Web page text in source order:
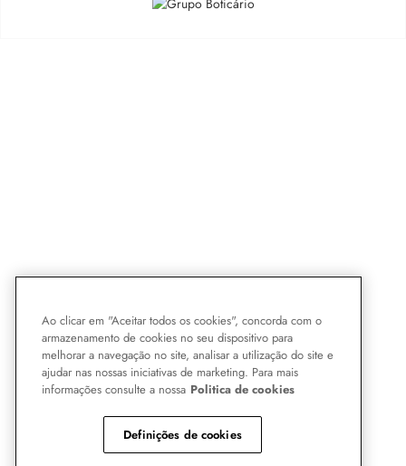
Ao clicar em "Aceitar todos os cookies", concorda com o
armazenamento de cookies no seu dispositivo para
melhorar a navegação no site, analisar a utilização do site e
ajudar nas nossas iniciativas de marketing. Para mais
informações consulte a nossa Politica de cookies
Definições de cookies